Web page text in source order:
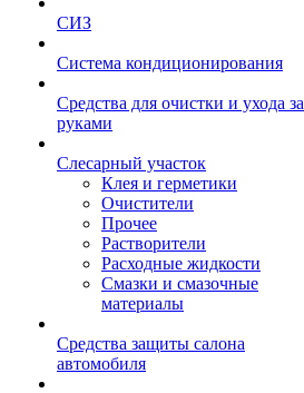
СИЗ
Система кондиционирования
Средства для очистки и ухода за
руками
Слесарный участок
Клея и герметики
Очистители
Прочее
Растворители
Расходные жидкости
Смазки и смазочные
материалы
Средства защиты салона
автомобиля